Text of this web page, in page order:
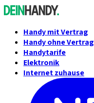
Handy mit Vertrag
Handy ohne Vertrag
Handytarife
Elektronik
Internet zuhause